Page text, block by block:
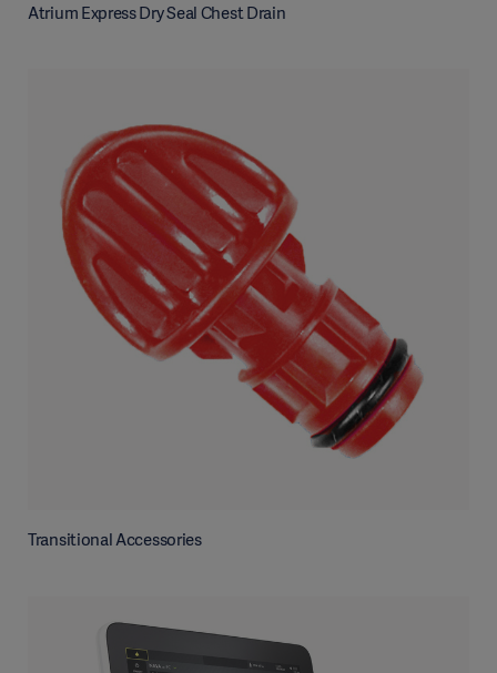
Atrium Express Dry Seal Chest Drain
Transitional Accessories